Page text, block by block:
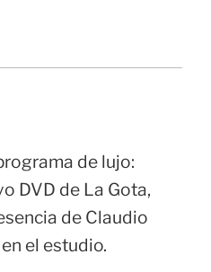
de lujo:
DVD de La Gota,
de Claudio
el estudio.